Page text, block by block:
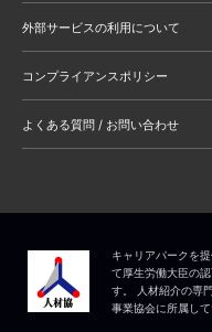
外部サービスの利用について
コンプライアンスポリシー
よくある質問 / お問い合わせ